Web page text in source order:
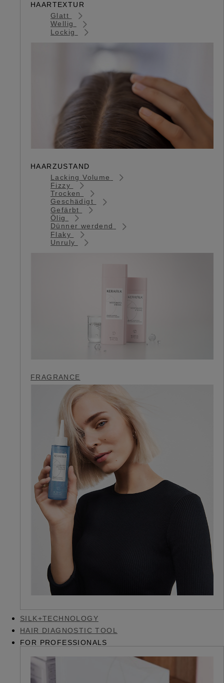
HAARTEXTUR
Glatt
Wellig
Lockig
HAARZUSTAND
Lacking Volume
Fizzy
Trocken
Geschädigt
Gefärbt
Ölig
Dünner werdend
Flaky
Unruly
FRAGRANCE
SILK+TECHNOLOGY
HAIR DIAGNOSTIC TOOL
FOR PROFESSIONALS